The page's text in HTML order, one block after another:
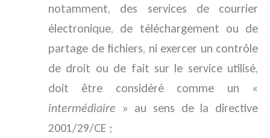
notamment, des services de courrier
électronique, de téléchargement ou de
partage de fichiers, ni exercer un contrôle
de droit ou de fait sur le service utilisé,
doit être considéré comme un «
intermédiaire » au sens de la directive
2001/29/CE ;